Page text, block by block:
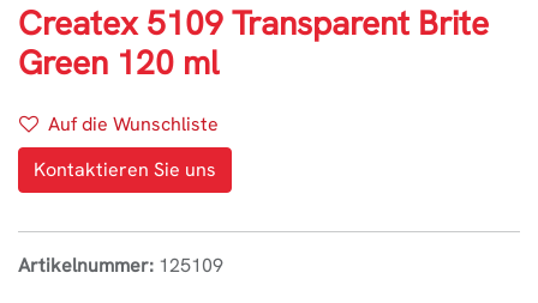
Createx 5109 Transparent Brite
Green 120 ml
Auf die Wunschliste
Kontaktieren Sie uns
Artikelnummer: 125109